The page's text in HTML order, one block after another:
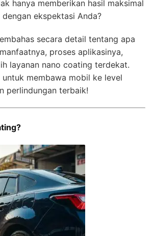
hanya memberikan hasil maksimal
ekspektasi Anda?
secara detail tentang apa
proses aplikasinya,
layanan nano coating terdekat.
membawa mobil ke level
perlindungan terbaik!